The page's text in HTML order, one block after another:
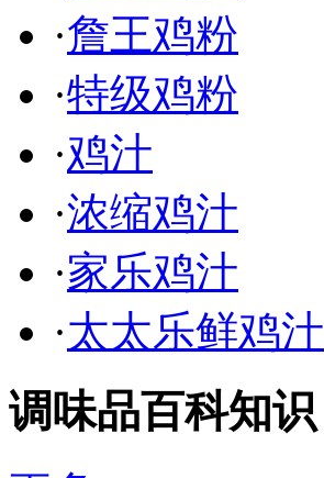
·詹王鸡粉
·特级鸡粉
·鸡汁
·浓缩鸡汁
·家乐鸡汁
·太太乐鲜鸡汁
调味品百科知识